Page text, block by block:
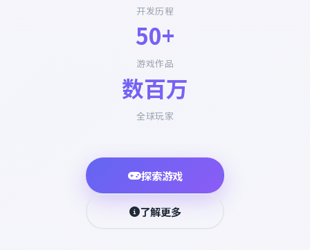
开发历程
50+
游戏作品
数百万
全球玩家
探索游戏
了解更多